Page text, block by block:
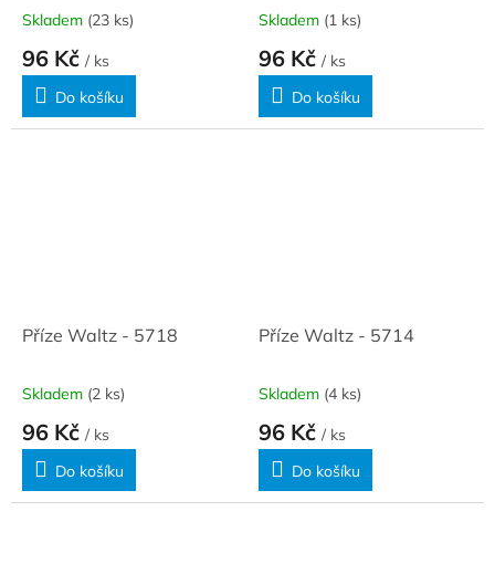
Skladem (23 ks)
96 Kč / ks
Do košíku
Skladem (1 ks)
96 Kč / ks
Do košíku
Příze Waltz - 5718
Skladem (2 ks)
96 Kč / ks
Do košíku
Příze Waltz - 5714
Skladem (4 ks)
96 Kč / ks
Do košíku